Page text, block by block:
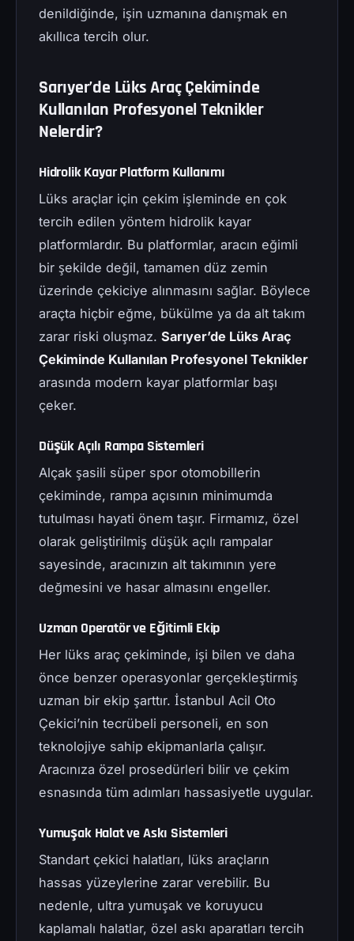
denildiğinde, işin uzmanına danışmak en
akıllıca tercih olur.
Sarıyer’de Lüks Araç Çekiminde
Kullanılan Profesyonel Teknikler
Nelerdir?
Hidrolik Kayar Platform Kullanımı
Lüks araçlar için çekim işleminde en çok
tercih edilen yöntem hidrolik kayar
platformlardır. Bu platformlar, aracın eğimli
bir şekilde değil, tamamen düz zemin
üzerinde çekiciye alınmasını sağlar. Böylece
araçta hiçbir eğme, bükülme ya da alt takım
zarar riski oluşmaz. Sarıyer’de Lüks Araç
Çekiminde Kullanılan Profesyonel Teknikler
arasında modern kayar platformlar başı
çeker.
Düşük Açılı Rampa Sistemleri
Alçak şasili süper spor otomobillerin
çekiminde, rampa açısının minimumda
tutulması hayati önem taşır. Firmamız, özel
olarak geliştirilmiş düşük açılı rampalar
sayesinde, aracınızın alt takımının yere
değmesini ve hasar almasını engeller.
Uzman Operatör ve Eğitimli Ekip
Her lüks araç çekiminde, işi bilen ve daha
önce benzer operasyonlar gerçekleştirmiş
uzman bir ekip şarttır. İstanbul Acil Oto
Çekici’nin tecrübeli personeli, en son
teknolojiye sahip ekipmanlarla çalışır.
Aracınıza özel prosedürleri bilir ve çekim
esnasında tüm adımları hassasiyetle uygular.
Yumuşak Halat ve Askı Sistemleri
Standart çekici halatları, lüks araçların
hassas yüzeylerine zarar verebilir. Bu
nedenle, ultra yumuşak ve koruyucu
kaplamalı halatlar, özel askı aparatları tercih